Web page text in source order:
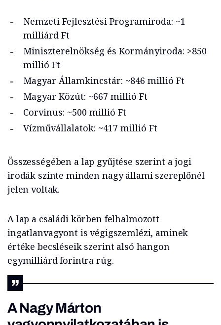
Nemzeti Fejlesztési Programiroda: ~1
milliárd Ft
Miniszterelnökség és Kormányiroda: >850
millió Ft
Magyar Államkincstár: ~846 millió Ft
Magyar Közút: ~667 millió Ft
Corvinus: ~500 millió Ft
Vízművállalatok: ~417 millió Ft
Összességében a lap gyűjtése szerint a jogi
irodák szinte minden nagy állami szereplőnél
jelen voltak.
A lap a családi körben felhalmozott
ingatlanvagyont is végigszemlézi, aminek
értéke becsléseik szerint alsó hangon
egymilliárd forintra rúg.
A Nagy Márton